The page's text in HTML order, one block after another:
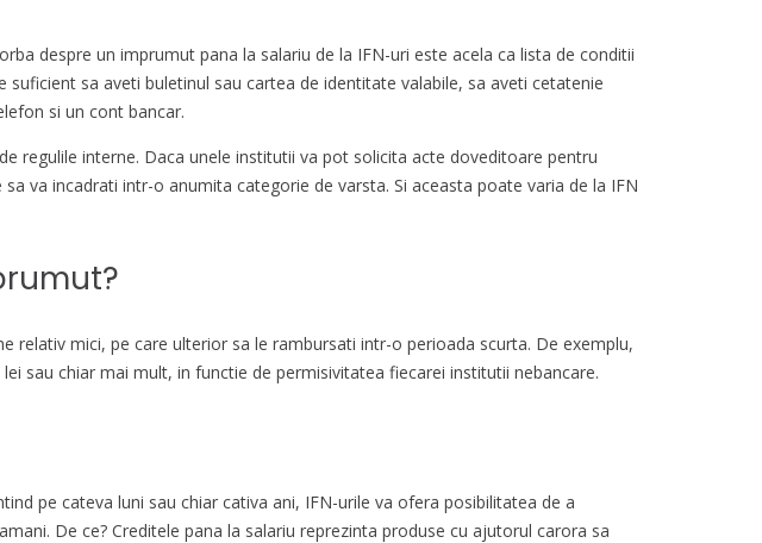
despre un imprumut pana la salariu de la IFN-uri este acela ca lista de conditii
sa aveti buletinul sau cartea de identitate valabile, sa aveti cetatenie
si un cont bancar.
regulile interne. Daca unele institutii va pot solicita acte doveditoare pentru
va incadrati intr-o anumita categorie de varsta. Si aceasta poate varia de la IFN
relativ mici, pe care ulterior sa le rambursati intr-o perioada scurta. De exemplu,
sau chiar mai mult, in functie de permisivitatea fiecarei institutii nebancare.
pe cateva luni sau chiar cativa ani, IFN-urile va ofera posibilitatea de a
De ce? Creditele pana la salariu reprezinta produse cu ajutorul carora sa